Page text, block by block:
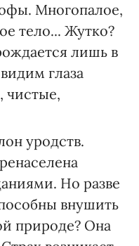
Многопалое,
тело... Жутко?
лишь в
глаза
чистые,
уродств.
Но разве
внушить
природе? Она